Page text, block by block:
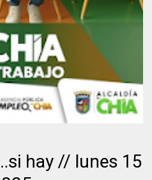
hay // lunes 15